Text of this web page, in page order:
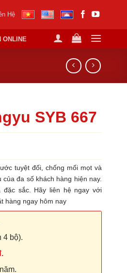
Hệ
ONLINE
SYB 667
tuyệt đối, chống mối mọt và
đa số khách hàng hiện nay.
sắc. Hãy liên hệ ngay với
hàng ngay hôm nay
4 bộ).